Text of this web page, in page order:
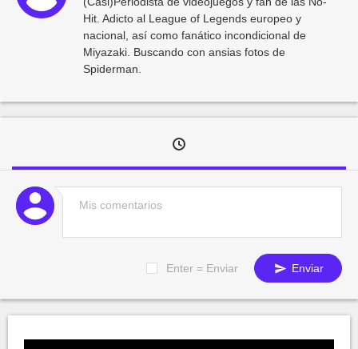
Hit. Adicto al League of Legends europeo y
nacional, así como fanático incondicional de
Miyazaki. Buscando con ansias fotos de
Spiderman.
Enter = Enviar Enviar